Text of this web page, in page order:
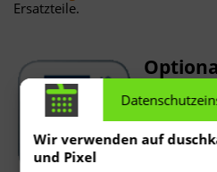
Ersatzteile.
Die
von
Wir verwenden auf
und Pixel